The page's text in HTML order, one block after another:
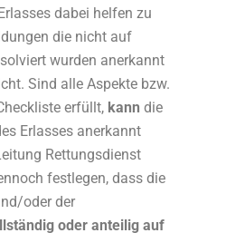
Erlasses dabei helfen zu
die nicht auf
wurden anerkannt
Sind alle Aspekte bzw.
erfüllt, kann die
Erlasses anerkannt
Rettungsdienst
festlegen, dass die
oder der
oder anteilig auf